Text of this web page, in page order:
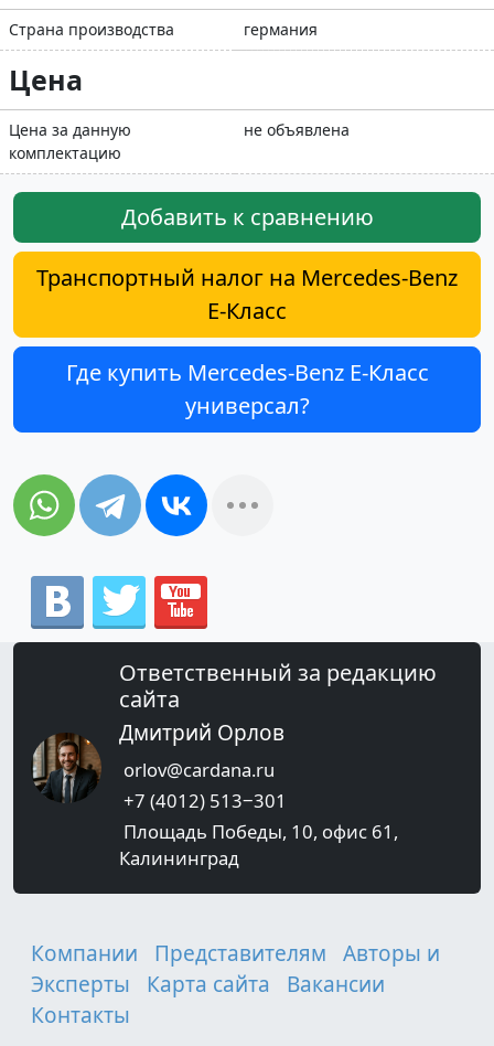
Страна производства германия
Цена
Цена за данную
комплектацию
не объявлена
Добавить к сравнению
Транспортный налог на Mercedes-Benz
E-Класс
Где купить Mercedes-Benz E-Класс
универсал?
Ответственный за редакцию
сайта
Дмитрий Орлов
orlov@cardana.ru
+7 (4012) 513‒301
Площадь Победы, 10, офис 61,
Калининград
Компании Представителям
Авторы и
Эксперты
Карта сайта
Вакансии
Контакты